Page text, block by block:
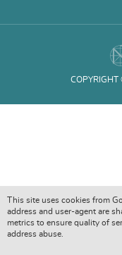
COPYRIGHT
This site uses cookies from
address and user-agent are
metrics to ensure quality of
address abuse.